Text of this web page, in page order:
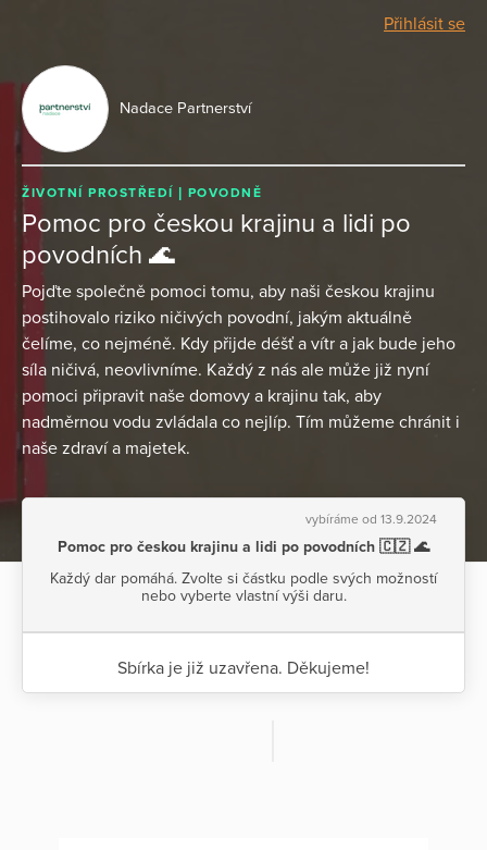
Přihlásit se
Nadace Partnerství
ŽIVOTNÍ PROSTŘEDÍ POVODNĚ
Pomoc pro českou krajinu a lidi po
povodních 🌊
Pojďte společně pomoci tomu, aby naši českou krajinu
postihovalo riziko ničivých povodní, jakým aktuálně
čelíme, co nejméně. Kdy přijde déšť a vítr a jak bude jeho
síla ničivá, neovlivníme. Každý z nás ale může již nyní
pomoci připravit naše domovy a krajinu tak, aby
nadměrnou vodu zvládala co nejlíp. Tím můžeme chránit i
naše zdraví a majetek.
vybíráme od 13.9.2024
Pomoc pro českou krajinu a lidi po povodních 🇨🇿 🌊
Každý dar pomáhá. Zvolte si částku podle svých možností
nebo vyberte vlastní výši daru.
Sbírka je již uzavřena. Děkujeme!